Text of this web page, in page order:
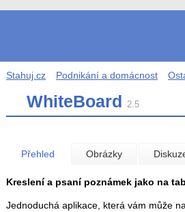
Stahuj.cz Podnikání a domácnost
WhiteBoard 2.5
Přehled Obrázky
Kreslení a psaní poznámek jako na
Jednoduchá aplikace, která vám může